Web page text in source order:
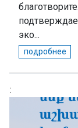
эко...
подробнее